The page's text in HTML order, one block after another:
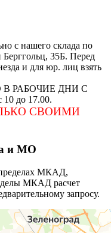
с нашего склада по
Берггольц, 35Б. Перед
и для юр. лиц взять
В РАБОЧИЕ ДНИ С
до 17.00.
СВОИМИ
и МО
пределах МКАД,
МКАД расчет
запросу.